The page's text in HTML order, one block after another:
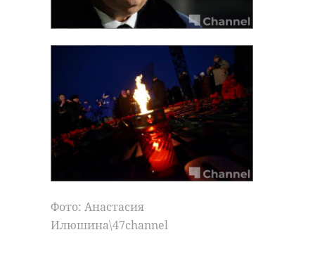
Фото: Анастасия
Илюшина\47channel